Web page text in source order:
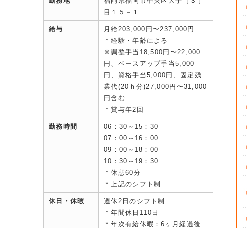
目１５－１
給与
月給203,000円〜237,000円
＊経験・年齢による
※調整手当18,500円〜22,000
円、ベースアップ手当5,000
円、資格手当5,000円、固定残
業代(20ｈ分)27,000円〜31,000
円含む
＊賞与年2回
勤務時間
06：30～15：30
07：00～16：00
09：00～18：00
10：30～19：30
＊休憩60分
＊上記のシフト制
休日・休暇
週休2日のシフト制
＊年間休日110日
＊年次有給休暇：6ヶ月経過後